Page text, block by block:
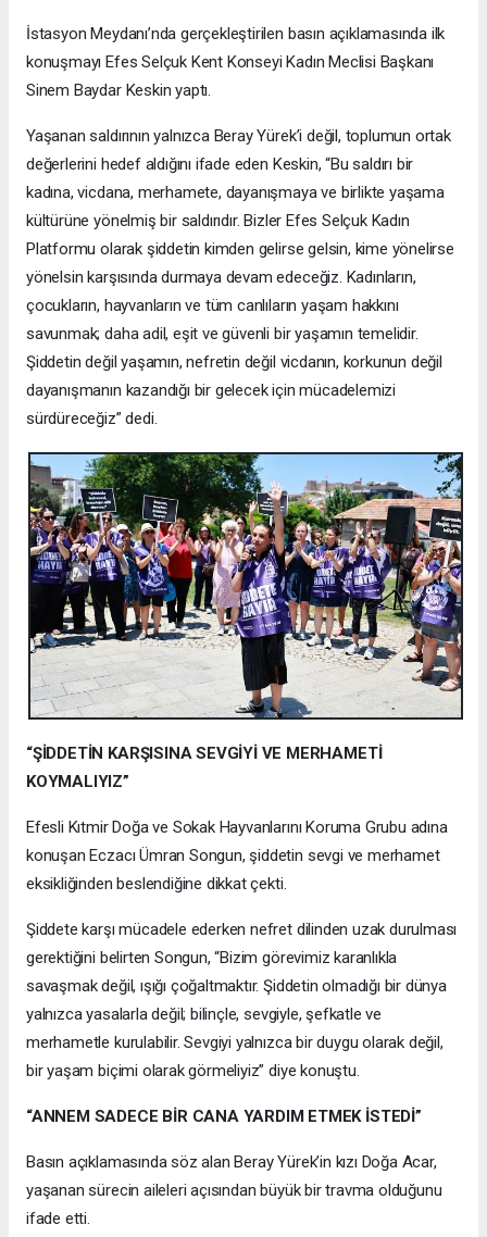
İstasyon Meydanı’nda gerçekleştirilen basın açıklamasında ilk
konuşmayı Efes Selçuk Kent Konseyi Kadın Meclisi Başkanı
Sinem Baydar Keskin yaptı.
Yaşanan saldırının yalnızca Beray Yürek’i değil, toplumun ortak
değerlerini hedef aldığını ifade eden Keskin, “Bu saldırı bir
kadına, vicdana, merhamete, dayanışmaya ve birlikte yaşama
kültürüne yönelmiş bir saldırıdır. Bizler Efes Selçuk Kadın
Platformu olarak şiddetin kimden gelirse gelsin, kime yönelirse
yönelsin karşısında durmaya devam edeceğiz. Kadınların,
çocukların, hayvanların ve tüm canlıların yaşam hakkını
savunmak; daha adil, eşit ve güvenli bir yaşamın temelidir.
Şiddetin değil yaşamın, nefretin değil vicdanın, korkunun değil
dayanışmanın kazandığı bir gelecek için mücadelemizi
sürdüreceğiz” dedi.
“ŞİDDETİN KARŞISINA SEVGİYİ VE MERHAMETİ
KOYMALIYIZ”
Efesli Kıtmir Doğa ve Sokak Hayvanlarını Koruma Grubu adına
konuşan Eczacı Ümran Songun, şiddetin sevgi ve merhamet
eksikliğinden beslendiğine dikkat çekti.
Şiddete karşı mücadele ederken nefret dilinden uzak durulması
gerektiğini belirten Songun, “Bizim görevimiz karanlıkla
savaşmak değil, ışığı çoğaltmaktır. Şiddetin olmadığı bir dünya
yalnızca yasalarla değil; bilinçle, sevgiyle, şefkatle ve
merhametle kurulabilir. Sevgiyi yalnızca bir duygu olarak değil,
bir yaşam biçimi olarak görmeliyiz” diye konuştu.
“ANNEM SADECE BİR CANA YARDIM ETMEK İSTEDİ”
Basın açıklamasında söz alan Beray Yürek’in kızı Doğa Acar,
yaşanan sürecin aileleri açısından büyük bir travma olduğunu
ifade etti.